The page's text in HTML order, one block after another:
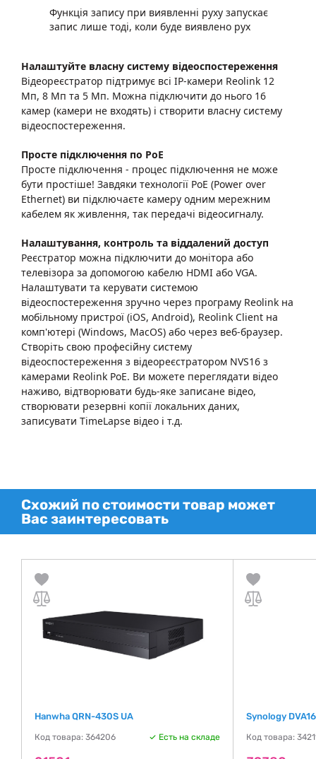
Функція запису при виявленні руху запускає
запис лише тоді, коли буде виявлено рух
Налаштуйте власну систему відеоспостереження
Відеореєстратор підтримує всі IP-камери Reolink 12
Мп, 8 Мп та 5 Мп. Можна підключити до нього 16
камер (камери не входять) і створити власну систему
відеоспостереження.
Просте підключення по PoE
Просте підключення - процес підключення не може
бути простіше! Завдяки технології PoE (Power over
Ethernet) ви підключаєте камеру одним мережним
кабелем як живлення, так передачі відеосигналу.
Налаштування, контроль та віддалений доступ
Реєстратор можна підключити до монітора або
телевізора за допомогою кабелю HDMI або VGA.
Налаштувати та керувати системою
відеоспостереження зручно через програму Reolink на
мобільному пристрої (iOS, Android), Reolink Client на
комп'ютері (Windows, MacOS) або через веб-браузер.
Створіть свою професійну систему
відеоспостереження з відеореєстратором NVS16 з
камерами Reolink PoE. Ви можете переглядати відео
наживо, відтворювати будь-яке записане відео,
створювати резервні копії локальних даних,
записувати TimeLapse відео і т.д.
Схожий по стоимости товар может
Вас заинтересовать
Hanwha QRN-430S UA
Код товара: 364206 Есть на складе
Synology
Код товара: